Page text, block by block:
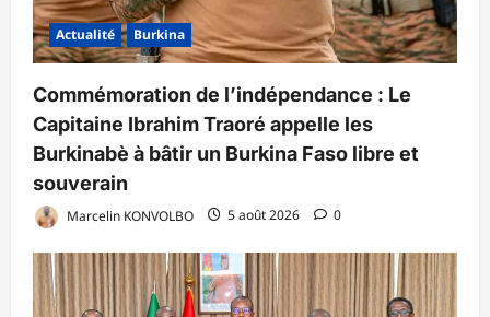
Actualité Burkina
Commémoration de l’indépendance : Le
Capitaine Ibrahim Traoré appelle les
Burkinabè à bâtir un Burkina Faso libre et
souverain
Marcelin KONVOLBO 5 août 2026 0